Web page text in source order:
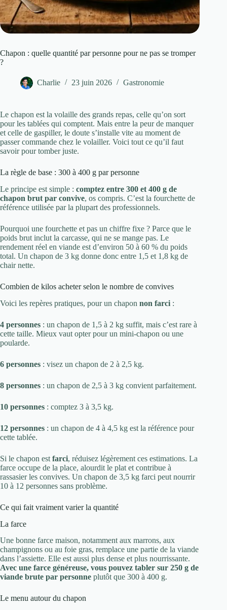
Chapon : quelle quantité par personne pour ne pas se tromper
?
Charlie 23 juin 2026 Gastronomie
Le chapon est la volaille des grands repas, celle qu’on sort
pour les tablées qui comptent. Mais entre la peur de manquer
et celle de gaspiller, le doute s’installe vite au moment de
passer commande chez le volailler. Voici tout ce qu’il faut
savoir pour tomber juste.
La règle de base : 300 à 400 g par personne
Le principe est simple : comptez entre 300 et 400 g de
chapon brut par convive, os compris. C’est la fourchette de
référence utilisée par la plupart des professionnels.
Pourquoi une fourchette et pas un chiffre fixe ? Parce que le
poids brut inclut la carcasse, qui ne se mange pas. Le
rendement réel en viande est d’environ 50 à 60 % du poids
total. Un chapon de 3 kg donne donc entre 1,5 et 1,8 kg de
chair nette.
Combien de kilos acheter selon le nombre de convives
Voici les repères pratiques, pour un chapon non farci :
4 personnes : un chapon de 1,5 à 2 kg suffit, mais c’est rare à
cette taille. Mieux vaut opter pour un mini-chapon ou une
poularde.
6 personnes : visez un chapon de 2 à 2,5 kg.
8 personnes : un chapon de 2,5 à 3 kg convient parfaitement.
10 personnes : comptez 3 à 3,5 kg.
12 personnes : un chapon de 4 à 4,5 kg est la référence pour
cette tablée.
Si le chapon est farci, réduisez légèrement ces estimations. La
farce occupe de la place, alourdit le plat et contribue à
rassasier les convives. Un chapon de 3,5 kg farci peut nourrir
10 à 12 personnes sans problème.
Ce qui fait vraiment varier la quantité
La farce
Une bonne farce maison, notamment aux marrons, aux
champignons ou au foie gras, remplace une partie de la viande
dans l’assiette. Elle est aussi plus dense et plus nourrissante.
Avec une farce généreuse, vous pouvez tabler sur 250 g de
viande brute par personne plutôt que 300 à 400 g.
Le menu autour du chapon